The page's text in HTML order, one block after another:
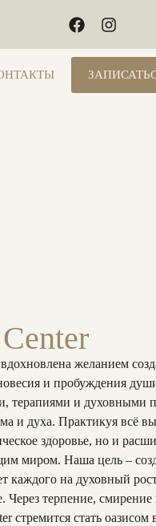
желанием
и пробуждения
терапиями и духовными
и духа. Практикуя всё
здоровье, но и
миром. Наша цель –
каждого на духовный
Через терпение,
стремится стать оазисом